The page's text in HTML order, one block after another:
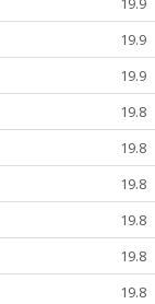
19.9
19.9
19.8
19.8
19.8
19.8
19.8
19.8